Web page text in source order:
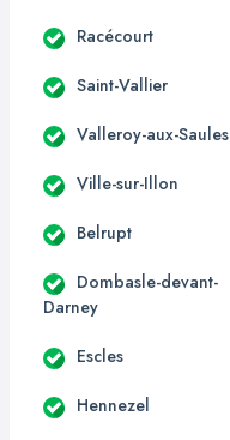
Racécourt
Saint-Vallier
Valleroy-aux-Saules
Ville-sur-Illon
Belrupt
Dombasle-devant-
Darney
Escles
Hennezel